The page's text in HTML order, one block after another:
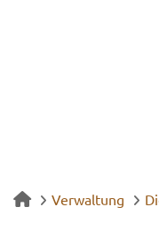
Verwaltung